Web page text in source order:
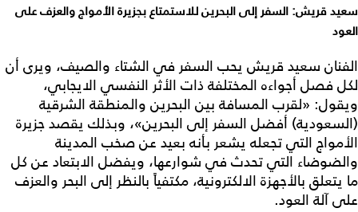
سعيد قريش: السفر إلى البحرين للاستمتاع بجزيرة الأمواج والعزف على
العود
الفنان سعيد قريش يحب السفر في الشتاء والصيف، ويرى أن
لكل فصل أجواءه المختلفة ذات الأثر النفسي الايجابي،
ويقول: «لقرب المسافة بين البحرين والمنطقة الشرقية
(السعودية) أفضل السفر إلى البحرين»، وبذلك يقصد جزيرة
الأمواج التي تجعله يشعر بأنه بعيد عن صخب المدينة
والضوضاء التي تحدث في شوارعها، ويفضل الابتعاد عن كل
ما يتعلق بالأجهزة الالكترونية، مكتفياً بالنظر إلى البحر والعزف
على آلة العود.